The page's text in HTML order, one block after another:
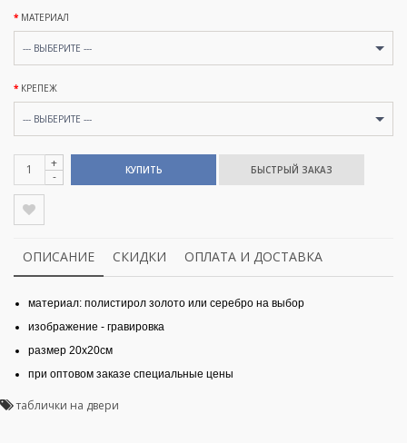
МАТЕРИАЛ
--- ВЫБЕРИТЕ ---
КРЕПЕЖ
--- ВЫБЕРИТЕ ---
+
-
КУПИТЬ
ОПИСАНИЕ СКИДКИ ОПЛАТА И ДОСТАВКА
материал: полистирол золото или серебро на выбор
изображение - гравировка
размер 20х20см
при оптовом заказе специальные цены
таблички на двери